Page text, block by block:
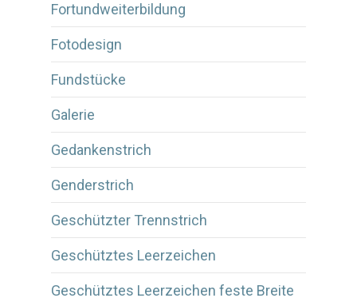
Fortundweiterbildung
Fotodesign
Fundstücke
Galerie
Gedankenstrich
Genderstrich
Geschützter Trennstrich
Geschütztes Leerzeichen
Geschütztes Leerzeichen feste Breite